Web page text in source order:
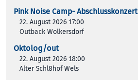
Pink Noise Camp- Abschlusskonzert
22. August 2026 17:00
Outback Wolkersdorf
Oktolog/out
22. August 2026 18:00
Alter Schl8hof Wels